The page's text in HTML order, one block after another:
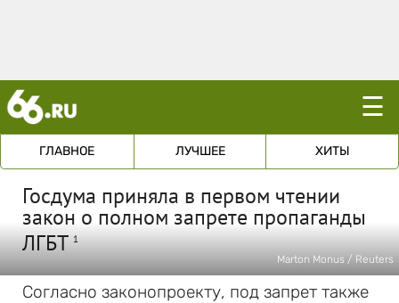
☰
ГЛАВНОЕ ЛУЧШЕЕ ХИТЫ
Госдума приняла в первом чтении
закон о полном запрете пропаганды
ЛГБТ1
Marton Monus / Reuters
Согласно законопроекту, под запрет также